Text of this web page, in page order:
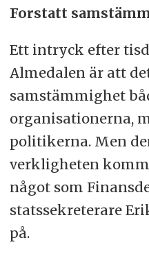
Forstatt
Ett intryck efter
Almedalen är att
samstämmighet
organisationerna,
politikerna. Men
verkligheten
något som
statssekreterare
på.